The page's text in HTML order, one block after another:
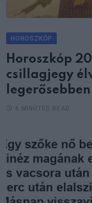
HOROSZKÓP
Horoszkóp
csillagjegy